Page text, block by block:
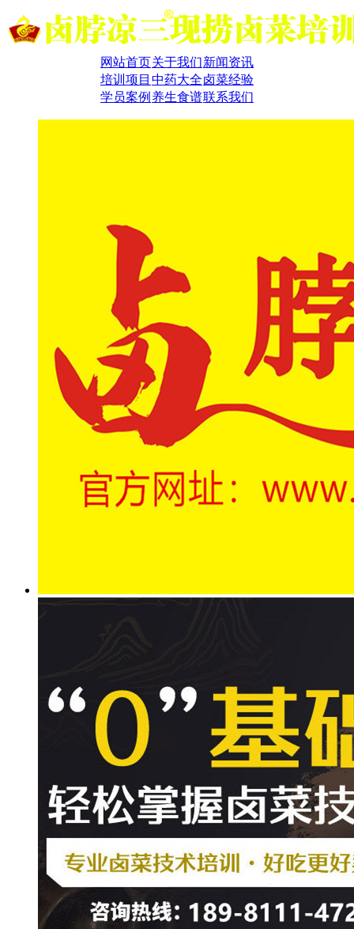
网站首页关于我们新闻资讯
培训项目 中药大全卤菜经验
学员案例 养生食谱联系我们